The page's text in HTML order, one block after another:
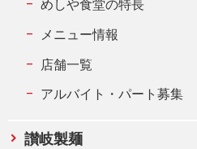
めしや食堂の特長
メニュー情報
店舗一覧
アルバイト・パート募集
讃岐製麺